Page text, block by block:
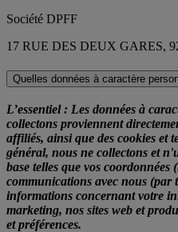
Société DPFF
17 RUE DES DEUX GARES,
Quelles données à caractère
L’essentiel : Les données à
collectons proviennent
affiliés, ainsi que des cookies et
général, nous ne collectons et
base telles que vos coordonnées
communications avec nous (par
informations concernant votre
marketing, nos sites web et
et préférences.